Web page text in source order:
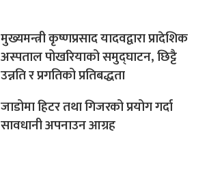
मुख्यमन्त्री कृष्णप्रसाद यादवद्वारा प्रादेशिक
अस्पताल पोखरियाको समुद्घाटन, छिट्टै
उन्नति र प्रगतिको प्रतिबद्धता
जाडोमा हिटर तथा गिजरको प्रयोग गर्दा
सावधानी अपनाउन आग्रह